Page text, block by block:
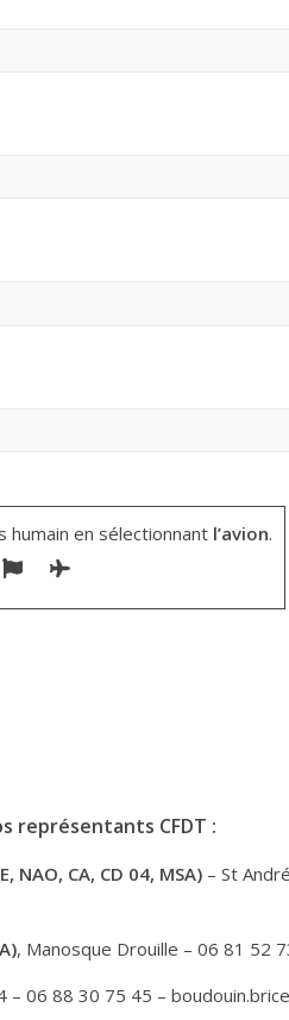
humain en sélectionnant l’avion.
représentants CFDT :
NAO, CA, CD 04, MSA) – St
, Manosque Drouille – 06 81 52
– 06 88 30 75 45 –